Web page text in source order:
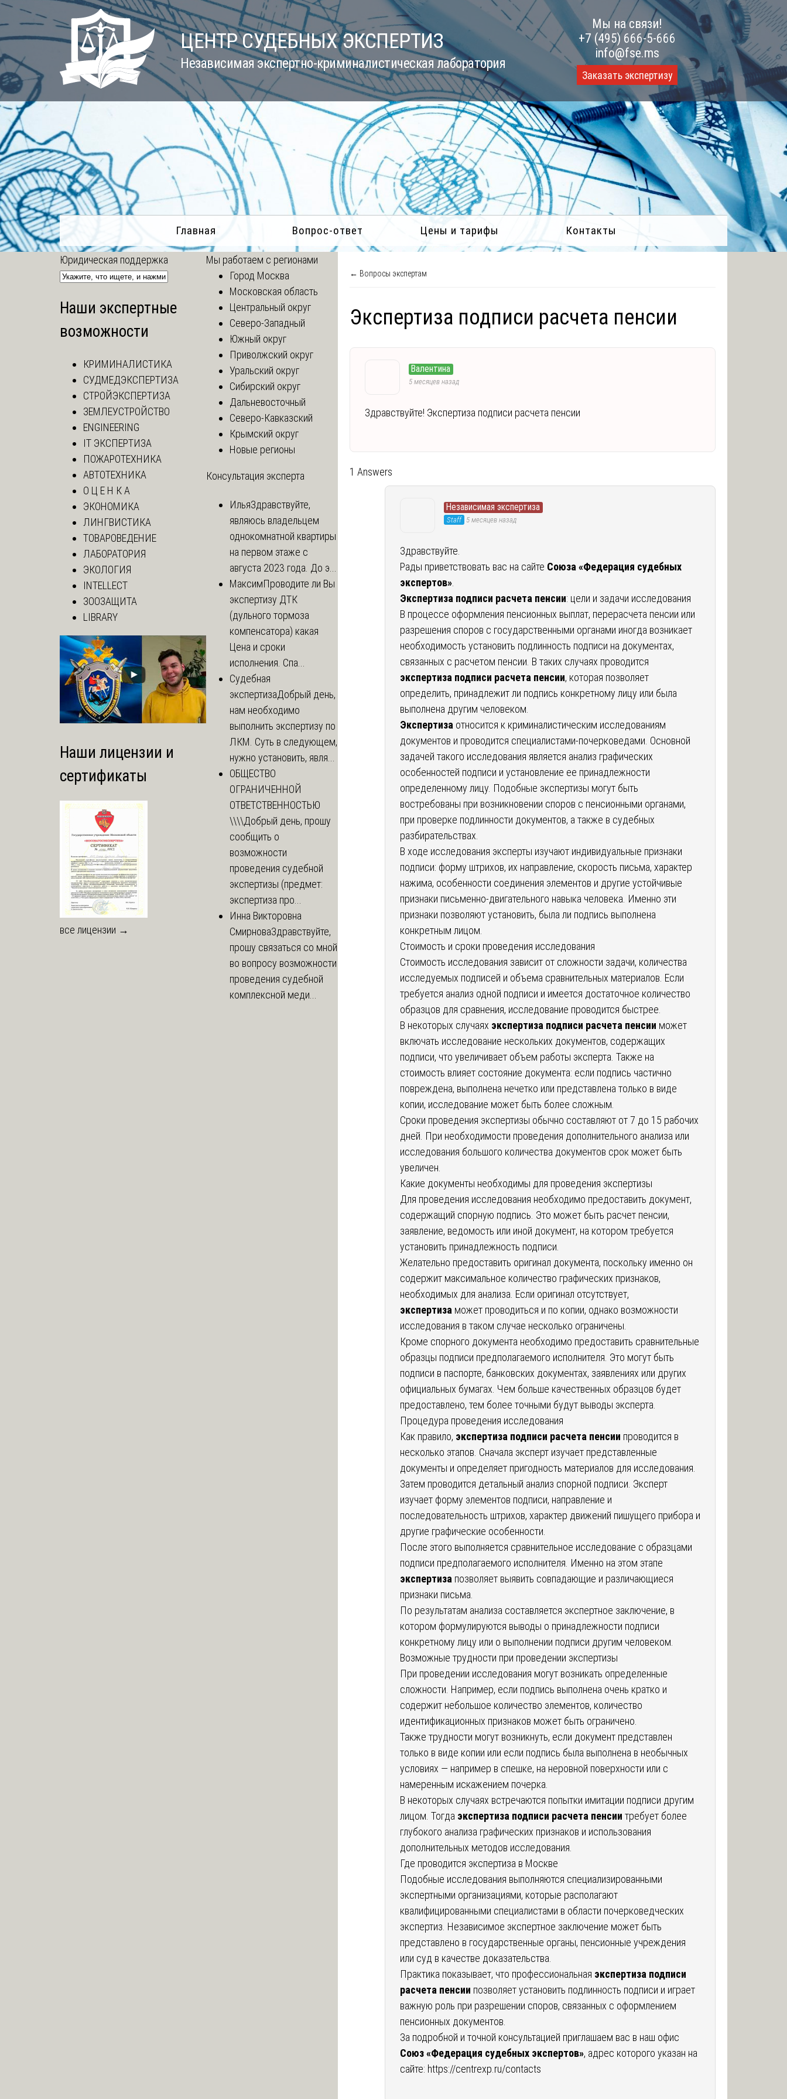
Skip
to
content
ЦЕНТР СУДЕБНЫХ ЭКСПЕРТИЗ
Независимая экспертно-криминалистическая лаборатория
Мы на связи!
+7 (495) 666-5-666
info@fse.ms
Заказать экспертизу
Главная Вопрос-ответ Цены и тарифы Контакты
← Вопросы экспертам
Экспертиза подписи расчета пенсии
Валентина
5 месяцев назад
Здравствуйте! Экспертиза подписи расчета пенсии
1 Answers
Независимая экспертиза
Staff 5 месяцев назад
Здравствуйте.
Рады приветствовать вас на сайте Союза «Федерация судебных
экспертов».
Экспертиза подписи расчета пенсии: цели и задачи исследования
В процессе оформления пенсионных выплат, перерасчета пенсии или
разрешения споров с государственными органами иногда возникает
необходимость установить подлинность подписи на документах,
связанных с расчетом пенсии. В таких случаях проводится
экспертиза подписи расчета пенсии, которая позволяет
определить, принадлежит ли подпись конкретному лицу или была
выполнена другим человеком.
Экспертиза относится к криминалистическим исследованиям
документов и проводится специалистами-почерковедами. Основной
задачей такого исследования является анализ графических
особенностей подписи и установление ее принадлежности
определенному лицу. Подобные экспертизы могут быть
востребованы при возникновении споров с пенсионными органами,
при проверке подлинности документов, а также в судебных
разбирательствах.
В ходе исследования эксперты изучают индивидуальные признаки
подписи: форму штрихов, их направление, скорость письма, характер
нажима, особенности соединения элементов и другие устойчивые
признаки письменно-двигательного навыка человека. Именно эти
признаки позволяют установить, была ли подпись выполнена
конкретным лицом.
Стоимость и сроки проведения исследования
Стоимость исследования зависит от сложности задачи, количества
исследуемых подписей и объема сравнительных материалов. Если
требуется анализ одной подписи и имеется достаточное количество
образцов для сравнения, исследование проводится быстрее.
В некоторых случаях экспертиза подписи расчета пенсии может
включать исследование нескольких документов, содержащих
подписи, что увеличивает объем работы эксперта. Также на
стоимость влияет состояние документа: если подпись частично
повреждена, выполнена нечетко или представлена только в виде
копии, исследование может быть более сложным.
Сроки проведения экспертизы обычно составляют от 7 до 15 рабочих
дней. При необходимости проведения дополнительного анализа или
исследования большого количества документов срок может быть
увеличен.
Какие документы необходимы для проведения экспертизы
Для проведения исследования необходимо предоставить документ,
содержащий спорную подпись. Это может быть расчет пенсии,
заявление, ведомость или иной документ, на котором требуется
установить принадлежность подписи.
Желательно предоставить оригинал документа, поскольку именно он
содержит максимальное количество графических признаков,
необходимых для анализа. Если оригинал отсутствует,
экспертиза может проводиться и по копии, однако возможности
исследования в таком случае несколько ограничены.
Кроме спорного документа необходимо предоставить сравнительные
образцы подписи предполагаемого исполнителя. Это могут быть
подписи в паспорте, банковских документах, заявлениях или других
официальных бумагах. Чем больше качественных образцов будет
предоставлено, тем более точными будут выводы эксперта.
Процедура проведения исследования
Как правило, экспертиза подписи расчета пенсии проводится в
несколько этапов. Сначала эксперт изучает представленные
документы и определяет пригодность материалов для исследования.
Затем проводится детальный анализ спорной подписи. Эксперт
изучает форму элементов подписи, направление и
последовательность штрихов, характер движений пишущего прибора и
другие графические особенности.
После этого выполняется сравнительное исследование с образцами
подписи предполагаемого исполнителя. Именно на этом этапе
экспертиза позволяет выявить совпадающие и различающиеся
признаки письма.
По результатам анализа составляется экспертное заключение, в
котором формулируются выводы о принадлежности подписи
конкретному лицу или о выполнении подписи другим человеком.
Возможные трудности при проведении экспертизы
При проведении исследования могут возникать определенные
сложности. Например, если подпись выполнена очень кратко и
содержит небольшое количество элементов, количество
идентификационных признаков может быть ограничено.
Также трудности могут возникнуть, если документ представлен
только в виде копии или если подпись была выполнена в необычных
условиях — например в спешке, на неровной поверхности или с
намеренным искажением почерка.
В некоторых случаях встречаются попытки имитации подписи другим
лицом. Тогда экспертиза подписи расчета пенсии требует более
глубокого анализа графических признаков и использования
дополнительных методов исследования.
Где проводится экспертиза в Москве
Подобные исследования выполняются специализированными
экспертными организациями, которые располагают
квалифицированными специалистами в области почерковедческих
экспертиз. Независимое экспертное заключение может быть
представлено в государственные органы, пенсионные учреждения
или суд в качестве доказательства.
Практика показывает, что профессиональная экспертиза подписи
расчета пенсии позволяет установить подлинность подписи и играет
важную роль при разрешении споров, связанных с оформлением
пенсионных документов.
За подробной и точной консультацией приглашаем вас в наш офис
Союз «Федерация судебных экспертов», адрес которого указан на
сайте: https://centrexp.ru/contacts
Юридическая поддержка
Наши экспертные
возможности
КРИМИНАЛИСТИКА
СУДМЕДЭКСПЕРТИЗА
СТРОЙЭКСПЕРТИЗА
ЗЕМЛЕУСТРОЙСТВО
ENGINEERING
IT ЭКСПЕРТИЗА
ПОЖАРОТЕХНИКА
АВТОТЕХНИКА
О Ц Е Н К А
ЭКОНОМИКА
ЛИНГВИСТИКА
ТОВАРОВЕДЕНИЕ
ЛАБОРАТОРИЯ
ЭКОЛОГИЯ
INTELLECT
ЗООЗАЩИТА
LIBRARY
Наши лицензии и
сертификаты
все лицензии →
Мы работаем с регионами
Город Москва
Московская область
Центральный округ
Северо-Западный
Южный округ
Приволжский округ
Уральский округ
Сибирский округ
Дальневосточный
Северо-Кавказский
Крымский округ
Новые регионы
Консультация эксперта
ИльяЗдравствуйте,
являюсь владельцем
однокомнатной квартиры
на первом этаже с
августа 2023 года. До э...
МаксимПроводите ли Вы
экспертизу ДТК
(дульного тормоза
компенсатора) какая
Цена и сроки
исполнения. Спа...
Судебная
экспертизаДобрый день,
нам необходимо
выполнить экспертизу по
ЛКМ. Суть в следующем,
нужно установить, явля...
ОБЩЕСТВО
ОГРАНИЧЕННОЙ
ОТВЕТСТВЕННОСТЬЮ
\\\\Добрый день, прошу
сообщить о
возможности
проведения судебной
экспертизы (предмет:
экспертиза про...
Инна Викторовна
СмирноваЗдравствуйте,
прошу связаться со мной
во вопросу возможности
проведения судебной
комплексной меди...